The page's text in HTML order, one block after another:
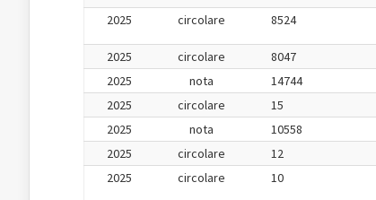
2025
circolare 8524
2025
circolare 8047
2025
nota 14744
2025
circolare 15
2025
nota 10558
2025
circolare 12
2025
circolare 10